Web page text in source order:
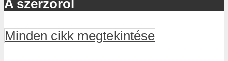
A szerzőről
Minden cikk megtekintése